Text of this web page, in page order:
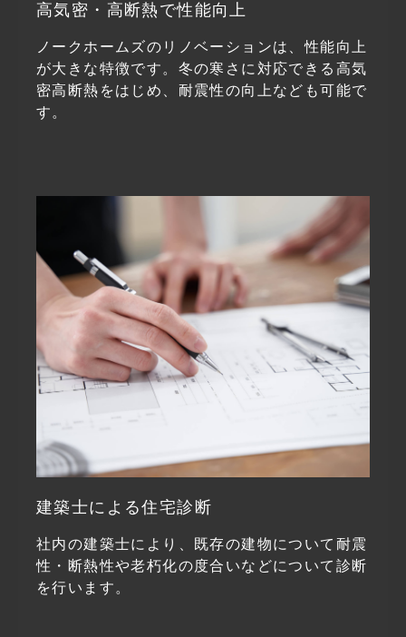
高気密・高断熱で性能向上
ノークホームズのリノベーションは、性能向上
が大きな特徴です。冬の寒さに対応できる高気
密高断熱をはじめ、耐震性の向上なども可能で
す。
建築士による住宅診断
社内の建築士により、既存の建物について耐震
性・断熱性や老朽化の度合いなどについて診断
を行います。